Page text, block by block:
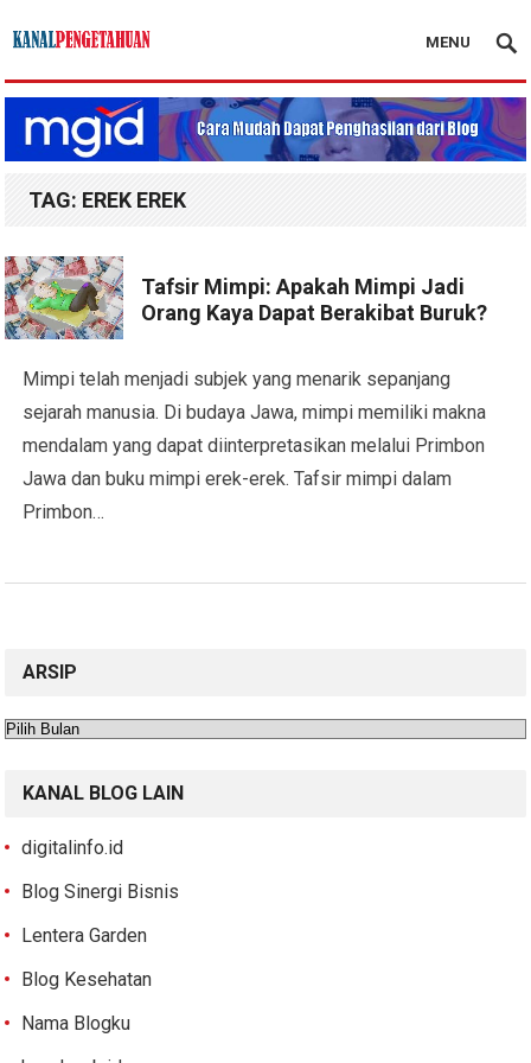
Kanal Pengetahuan
MENU
TAG: EREK EREK
Tafsir Mimpi: Apakah Mimpi Jadi
Orang Kaya Dapat Berakibat Buruk?
Mimpi telah menjadi subjek yang menarik sepanjang
sejarah manusia. Di budaya Jawa, mimpi memiliki makna
mendalam yang dapat diinterpretasikan melalui Primbon
Jawa dan buku mimpi erek-erek. Tafsir mimpi dalam
Primbon…
ARSIP
Arsip
KANAL BLOG LAIN
digitalinfo.id
Blog Sinergi Bisnis
Lentera Garden
Blog Kesehatan
Nama Blogku